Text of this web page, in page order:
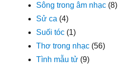
Sông trong âm nhạc (8)
Sử ca (4)
Suối tóc (1)
Thơ trong nhạc (56)
Tình mẫu tử (9)